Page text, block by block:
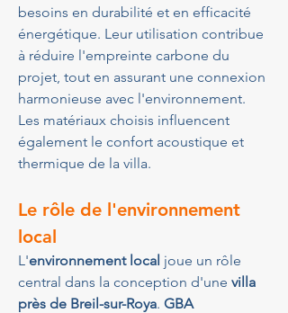
besoins en durabilité et en efficacité
énergétique. Leur utilisation contribue
à réduire l'empreinte carbone du
projet, tout en assurant une connexion
harmonieuse avec l'environnement.
Les matériaux choisis influencent
également le confort acoustique et
thermique de la villa.
Le rôle de l'environnement
local
L'environnement local joue un rôle
central dans la conception d'une villa
près de Breil-sur-Roya. GBA